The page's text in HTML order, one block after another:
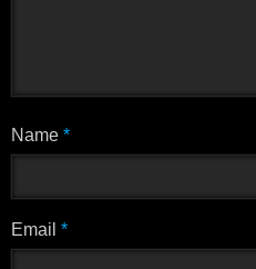
Name *
Email *